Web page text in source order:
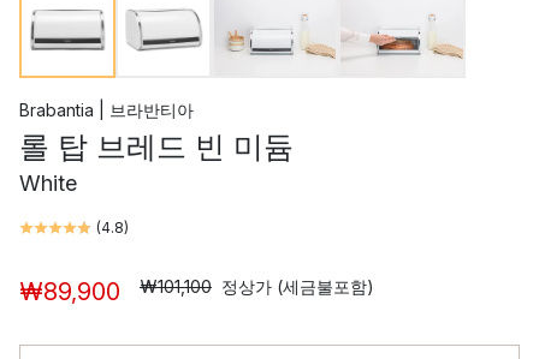
Brabantia | 브라반티아
롤 탑 브레드 빈 미듐
White
(4.8)
₩89,900 ₩101,100 정상가 (세금불포함)